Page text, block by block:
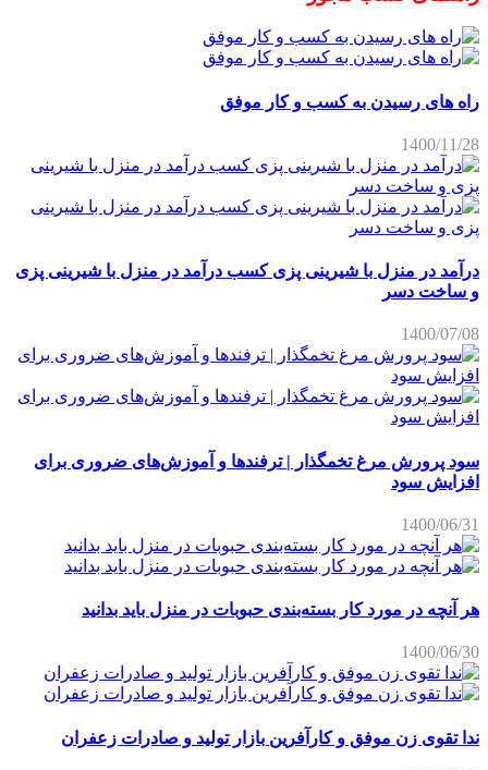
راه های رسیدن به کسب و کار موفق
1400/11/28
درآمد در منزل با شیرینی پزی کسب درآمد در منزل با شیرینی پزی
و ساخت دسر
1400/07/08
سود پرورش مرغ تخمگذار | ترفندها و آموزش‌های ضروری برای
افزایش سود
1400/06/31
هر آنچه در مورد کار بسته‌بندی حبوبات در منزل باید بدانید
1400/06/30
ندا تقوی زن موفق و کارآفرین بازار تولید و صادرات زعفران